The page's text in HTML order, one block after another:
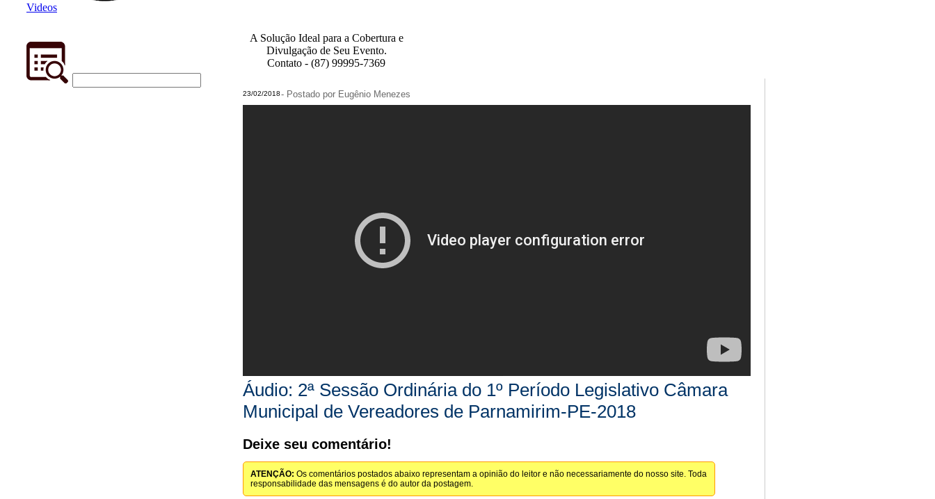
Videos
A Solução Ideal para a Cobertura e
Divulgação de Seu Evento.
Contato - (87) 99995-7369
23/02/2018- Postado por Eugênio Menezes
Áudio: 2ª Sessão Ordinária do 1º Período Legislativo Câmara
Municipal de Vereadores de Parnamirim-PE-2018
Deixe seu comentário!
ATENÇÃO: Os comentários postados abaixo representam a opinião do leitor e não necessariamente do nosso site. Toda
responsabilidade das mensagens é do autor da postagem.